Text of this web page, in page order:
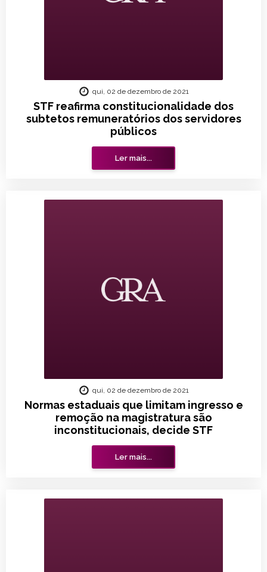
STF reafirma constitucionalidade dos
subtetos remuneratórios dos servidores
públicos
qui, 02 de dezembro de 2021
Ler mais...
Normas estaduais que limitam ingresso e
remoção na magistratura são
inconstitucionais, decide STF
qui, 02 de dezembro de 2021
Ler mais...